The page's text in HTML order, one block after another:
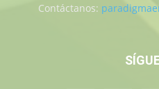
Contáctanos: